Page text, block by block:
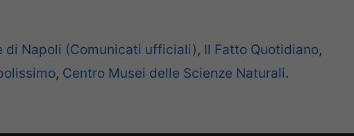
di Napoli (Comunicati ufficiali), Il Fatto Quotidiano,
, Centro Musei delle Scienze Naturali.